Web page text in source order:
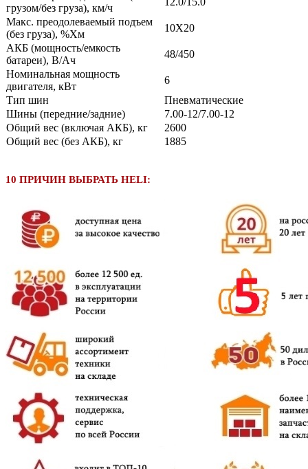
грузом/без груза), км/ч
Макс. преодолеваемый подъем
(без груза), %Хм
10Х20
АКБ (мощность/емкость
батареи), В/Ач
48/450
Номинальная мощность
двигателя, кВт
6
Тип шин
Пневматические
Шины (передние/задние)
7.00-12/7.00-12
Общий вес (включая АКБ), кг
2600
Общий вес (без АКБ), кг
1885
10 ПРИЧИН ВЫБРАТЬ HELI: